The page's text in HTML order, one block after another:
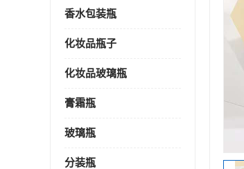
香水包装瓶
化妆品瓶子
化妆品玻璃瓶
膏霜瓶
玻璃瓶
分装瓶